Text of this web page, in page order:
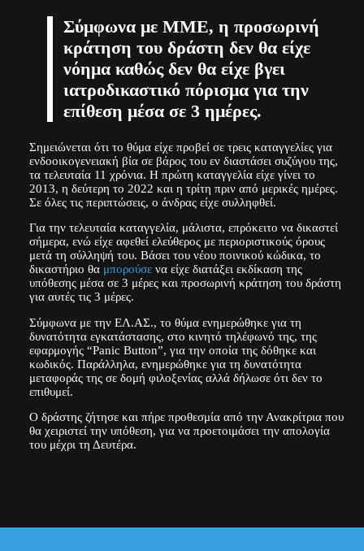
Σύμφωνα με ΜΜΕ, η προσωρινή
κράτηση του δράστη δεν θα είχε
νόημα καθώς δεν θα είχε βγει
ιατροδικαστικό πόρισμα για την
επίθεση μέσα σε 3 ημέρες.
Σημειώνεται ότι το θύμα είχε προβεί σε τρεις καταγγελίες για
ενδοοικογενειακή βία σε βάρος του εν διαστάσει συζύγου της,
τα τελευταία 11 χρόνια. Η πρώτη καταγγελία είχε γίνει το
2013, η δεύτερη το 2022 και η τρίτη πριν από μερικές ημέρες.
Σε όλες τις περιπτώσεις, ο άνδρας είχε συλληφθεί.
Για την τελευταία καταγγελία, μάλιστα, επρόκειτο να δικαστεί
σήμερα, ενώ είχε αφεθεί ελεύθερος με περιοριστικούς όρους
μετά τη σύλληψή του. Βάσει του νέου ποινικού κώδικα, το
δικαστήριο θα μπορούσενα είχε διατάξει εκδίκαση της
υπόθεσης μέσα σε 3 μέρες και προσωρινή κράτηση του δράστη
για αυτές τις 3 μέρες.
Σύμφωνα με την ΕΛ.ΑΣ., το θύμα ενημερώθηκε για τη
δυνατότητα εγκατάστασης, στο κινητό τηλέφωνό της, της
εφαρμογής “Panic Button”, για την οποία της δόθηκε και
κωδικός. Παράλληλα, ενημερώθηκε για τη δυνατότητα
μεταφοράς της σε δομή φιλοξενίας αλλά δήλωσε ότι δεν το
επιθυμεί.
Ο δράστης ζήτησε και πήρε προθεσμία από την Ανακρίτρια που
θα χειριστεί την υπόθεση, για να προετοιμάσει την απολογία
του μέχρι τη Δευτέρα.